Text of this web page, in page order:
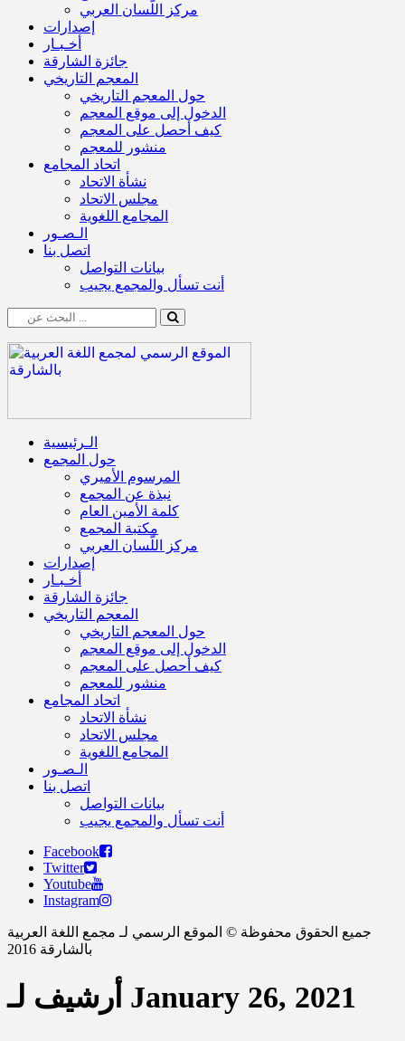
مركز اللّسان العربي
إصدارات
أخـبـار
جائزة الشارقة
المعجم التاريخي
حول المعجم التاريخي
الدخول إلى موقع المعجم
كيف أحصل على المعجم
منشور للمعجم
اتحاد المجامع
نشأة الاتحاد
مجلس الاتحاد
المجامع اللغوية
الـصـور
اتصل بنا
بيانات التواصل
أنت تسأل والمجمع يجيب
الـرئيسية
حول المجمع
المرسوم الأميري
نبذة عن المجمع
كلمة الأمين العام
مكتبة المجمع
مركز اللّسان العربي
إصدارات
أخـبـار
جائزة الشارقة
المعجم التاريخي
حول المعجم التاريخي
الدخول إلى موقع المعجم
كيف أحصل على المعجم
منشور للمعجم
اتحاد المجامع
نشأة الاتحاد
مجلس الاتحاد
المجامع اللغوية
الـصـور
اتصل بنا
بيانات التواصل
أنت تسأل والمجمع يجيب
Facebook
Twitter
Youtube
Instagram
جميع الحقوق محفوظة © الموقع الرسمي لـ مجمع اللغة العربية
بالشارقة 2016
أرشيف لـ January 26, 2021